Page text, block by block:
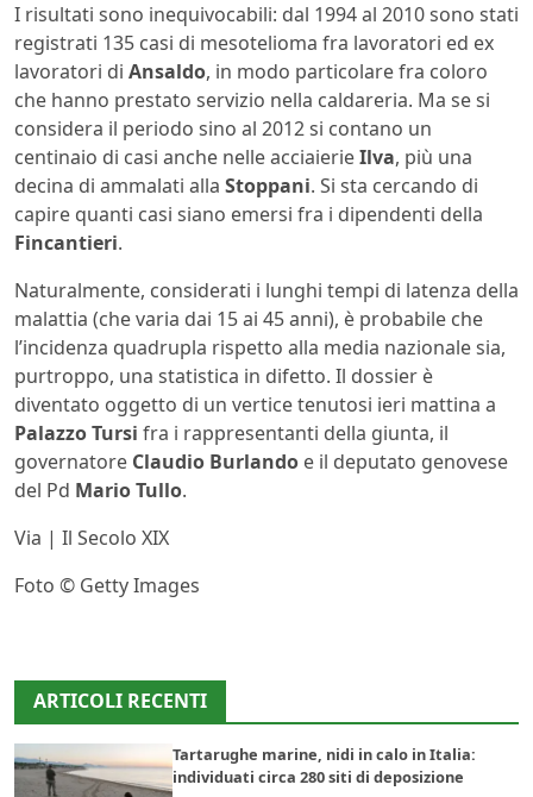
I risultati sono inequivocabili: dal 1994 al 2010 sono stati
registrati 135 casi di mesotelioma fra lavoratori ed ex
lavoratori di Ansaldo, in modo particolare fra coloro
che hanno prestato servizio nella caldareria. Ma se si
considera il periodo sino al 2012 si contano un
centinaio di casi anche nelle acciaierieIlva, più una
decina di ammalati alla Stoppani. Si sta cercando di
capire quanti casi siano emersi fra i dipendenti della
Fincantieri.
Naturalmente, considerati i lunghi tempi di latenza della
malattia (che varia dai 15 ai 45 anni), è probabile che
l’incidenza quadrupla rispetto alla media nazionale sia,
purtroppo, una statistica in difetto. Il dossier è
diventato oggetto di un vertice tenutosi ieri mattina a
Palazzo Tursi fra i rappresentanti della giunta, il
governatore Claudio Burlando e il deputato genovese
del Pd Mario Tullo.
Via | Il Secolo XIX
Foto © Getty Images
ARTICOLI RECENTI
Tartarughe marine, nidi in calo in Italia:
individuati circa 280 siti di deposizione